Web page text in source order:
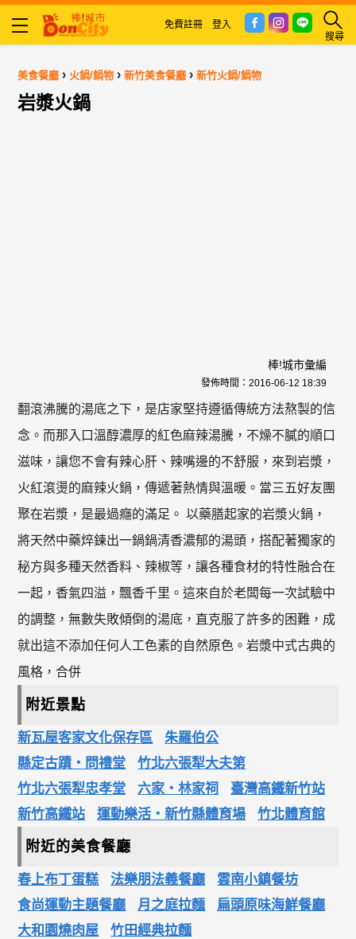
搜尋
免費註冊 登入
美食餐廳 › 火鍋/鍋物 ›新竹美食餐廳 ›新竹火鍋/鍋物
岩漿火鍋
棒!城市彙編
發佈時間： 2016-06-12 18:39
翻滾沸騰的湯底之下，是店家堅持遵循傳統方法熬製的信
念。而那入口溫醇濃厚的紅色麻辣湯騰，不燥不膩的順口
滋味，讓您不會有辣心肝、辣嘴邊的不舒服，來到岩漿，
火紅滾燙的麻辣火鍋，傳遞著熱情與溫暖。當三五好友團
聚在岩漿，是最過癮的滿足。 以藥膳起家的岩漿火鍋，
將天然中藥焠鍊出一鍋鍋清香濃郁的湯頭，搭配著獨家的
秘方與多種天然香料、辣椒等，讓各種食材的特性融合在
一起，香氣四溢，飄香千里。這來自於老闆每一次試驗中
的調整，無數失敗傾倒的湯底，直克服了許多的困難，成
就出這不添加任何人工色素的自然原色。岩漿中式古典的
風格，合併
附近景點
新瓦屋客家文化保存區
朱羅伯公
縣定古蹟‧問禮堂
竹北六張犁大夫第
竹北六張犁忠孝堂
六家‧林家祠
臺灣高鐵新竹站
新竹高鐵站
運動樂活‧新竹縣體育場 竹北體育館
附近的美食餐廳
春上布丁蛋糕 法樂朋法義餐廳
雲南小鎮餐坊
食尚運動主題餐廳
月之庭拉麵
扁頭原味海鮮餐廳
大和園燒肉屋
竹田經典拉麵